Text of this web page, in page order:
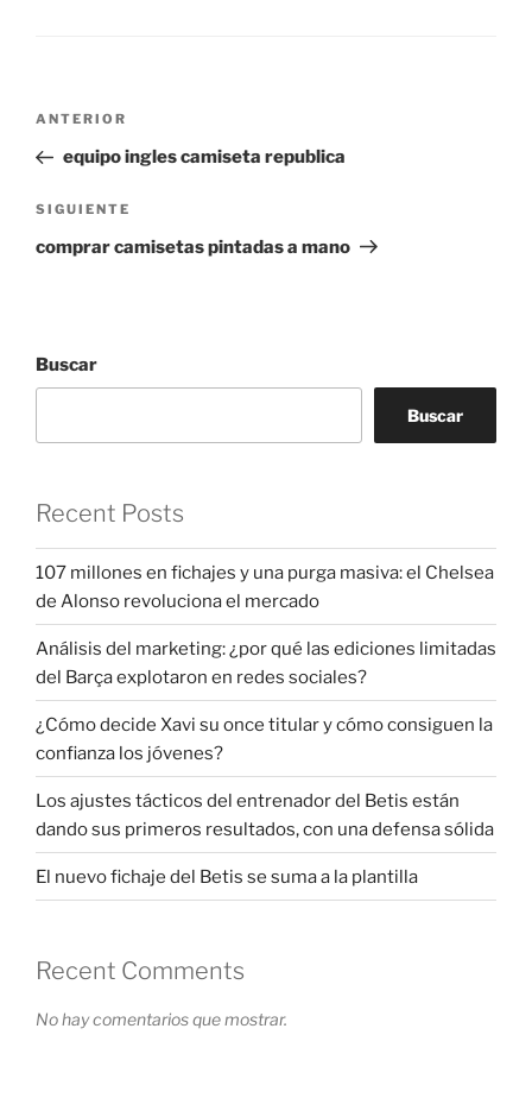
Navegación
entradas
Entrada
anterior:
ANTERIOR
equipo ingles camiseta republica
Siguiente
entrada
SIGUIENTE
comprar camisetas pintadas a mano
Buscar
Buscar
Recent Posts
107 millones en fichajes y una purga masiva: el Chelsea
de Alonso revoluciona el mercado
Análisis del marketing: ¿por qué las ediciones limitadas
del Barça explotaron en redes sociales?
¿Cómo decide Xavi su once titular y cómo consiguen la
confianza los jóvenes?
Los ajustes tácticos del entrenador del Betis están
dando sus primeros resultados, con una defensa sólida
El nuevo fichaje del Betis se suma a la plantilla
Recent Comments
No hay comentarios que mostrar.